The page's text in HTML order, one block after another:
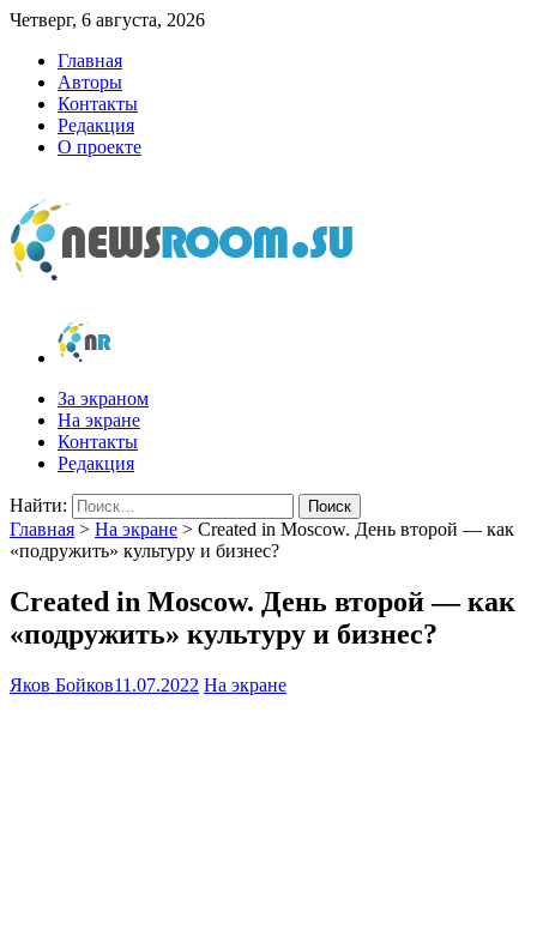
Четверг, 6 августа, 2026
Главная
Авторы
Контакты
Редакция
О проекте
newsroom.su
Новости о новостях
За экраном
На экране
Контакты
Редакция
Найти:
Главная > На экране > Created in Moscow. День второй — как
«подружить» культуру и бизнес?
Created in Moscow. День второй — как
«подружить» культуру и бизнес?
Яков Бойков11.07.2022 На экране